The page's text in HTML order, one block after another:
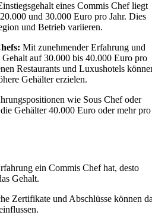
eines Commis Chef liegt
und 30.000 Euro pro Jahr. Dies
und Betrieb variieren.
Mit zunehmender Erfahrung und
Gehalt auf 30.000 bis 40.000 Euro pro
Restaurants und Luxushotels
Gehälter erzielen.
wie Sous Chef oder
Gehälter 40.000 Euro oder mehr pro
ein Commis Chef hat, desto
Gehalt.
Zertifikate und Abschlüsse können